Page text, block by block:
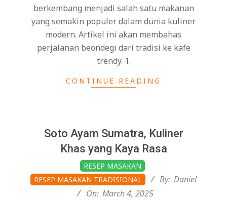
berkembang menjadi salah satu makanan
yang semakin populer dalam dunia kuliner
modern. Artikel ini akan membahas
perjalanan beondegi dari tradisi ke kafe
trendy. 1.
CONTINUE READING
Soto Ayam Sumatra, Kuliner
Khas yang Kaya Rasa
03-
04
RESEP MASAKAN
RESEP MASAKAN TRADISIONAL
By: Daniel
On: March 4, 2025